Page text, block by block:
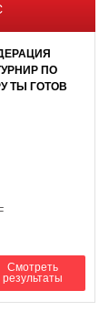
ПО
ТЫ ГОТОВ
Смотреть
результаты